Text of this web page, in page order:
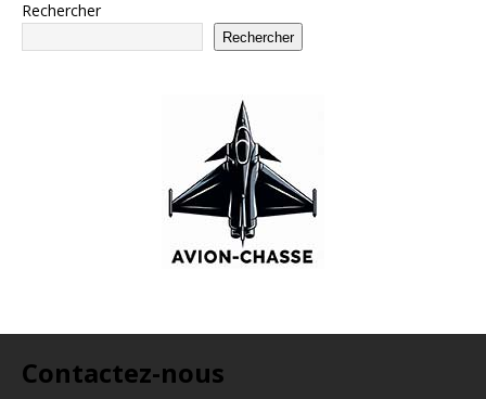
Rechercher
Rechercher
Contactez-nous